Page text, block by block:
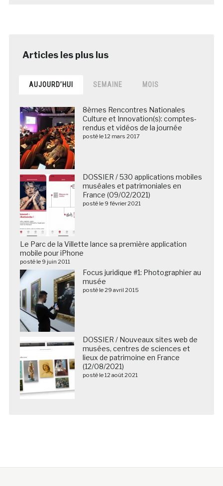
AUJOURD’HUI SEMAINE MOIS
8èmes Rencontres Nationales
Culture et Innovation(s): comptes-
rendus et vidéos de la journée
posté le 12 mars 2017
DOSSIER / 530 applications mobiles
muséales et patrimoniales en
France (09/02/2021)
posté le 9 février 2021
Le Parc de la Villette lance sa première application
mobile pour iPhone
posté le 9 juin 2011
Focus juridique #1: Photographier au
musée
posté le 29 avril 2015
DOSSIER / Nouveaux sites web de
musées, centres de sciences et
lieux de patrimoine en France
(12/08/2021)
posté le 12 août 2021